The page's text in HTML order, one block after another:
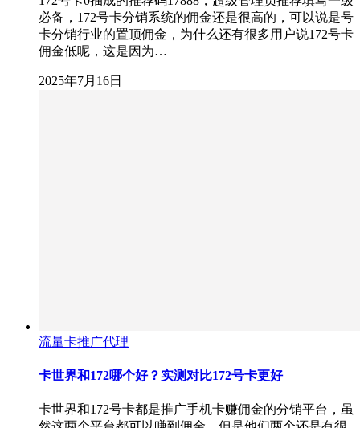
必备，172号卡分销系统的佣金还是很高的，可以说是号
卡分销行业的置顶佣金，为什么还有很多用户说172号卡
佣金低呢，这是因为…
2025年7月16日
流量卡推广代理
卡世界和172哪个好？实测对比172号卡更好
卡世界和172号卡都是推广手机卡赚佣金的分销平台，虽